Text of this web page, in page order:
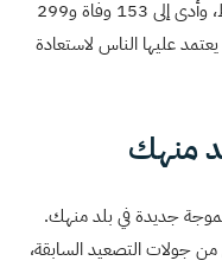
المتفجرة والألغام سُجّل خلال ثلاثة أشهر فقط، وأدى إلى 153 وفاة و299
عليها الناس لاستعادة
بموجة جديدة في بلد منهك.
من جولات التصعيد السابقة،